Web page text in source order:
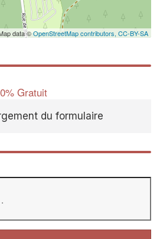
data ©OpenStreetMap contributors, CC-BY-SA
Gratuit
du formulaire